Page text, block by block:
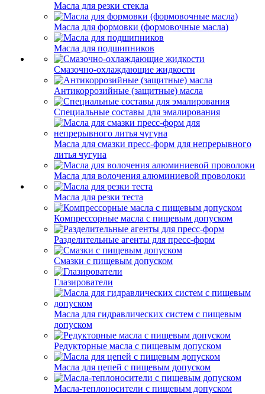
Масла для резки стекла
Масла для формовки (формовочные масла)
Масла для подшипников
Смазочно-охлаждающие жидкости
Антикоррозийные (защитные) масла
Специальные составы для эмалирования
Масла для смазки пресс-форм для непрерывного
литья чугуна
Масла для волочения алюминиевой проволоки
Масла для резки теста
Компрессорные масла с пищевым допуском
Разделительные агенты для пресс-форм
Смазки с пищевым допуском
Глазирователи
Масла для гидравлических систем с пищевым
допуском
Редукторные масла с пищевым допуском
Масла для цепей с пищевым допуском
Масла-теплоносители с пищевым допуском